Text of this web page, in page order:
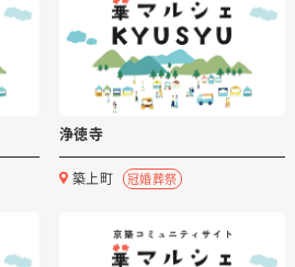
浄徳寺
築上町 冠婚葬祭